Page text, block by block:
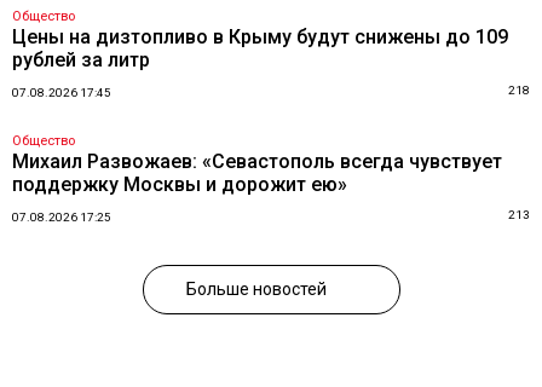
Общество
Цены на дизтопливо в Крыму будут снижены до 109
рублей за литр
07.08.2026 17:45 218
Общество
Михаил Развожаев: «Севастополь всегда чувствует
поддержку Москвы и дорожит ею»
07.08.2026 17:25 213
Больше новостей